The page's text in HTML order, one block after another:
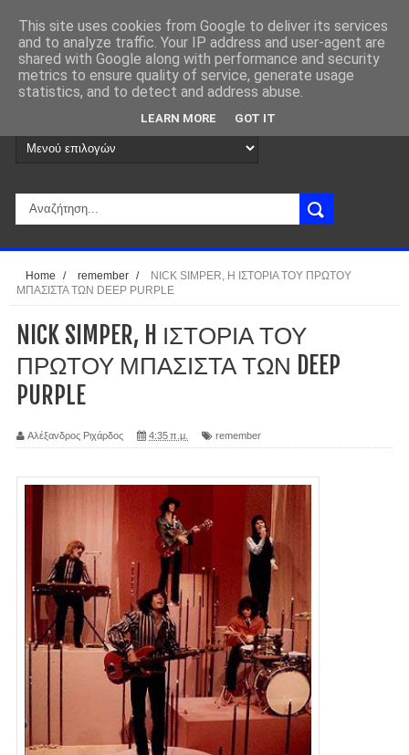
Home / remember /
NICK SIMPER, H ΙΣΤΟΡΙΑ ΤΟΥ ΠΡΩΤΟΥ
ΜΠΑΣΙΣΤΑ ΤΩΝ DEEP PURPLE
NICK SIMPER, H ΙΣΤΟΡΙΑ ΤΟΥ
ΠΡΩΤΟΥ ΜΠΑΣΙΣΤΑ ΤΩΝ DEEP
PURPLE
Αλέξανδρος Ριχάρδος 4:35 π.μ. remember
This site uses cookies from Google to deliver its services
and to analyze traffic. Your IP address and user-agent are
shared with Google along with performance and security
metrics to ensure quality of service, generate usage
statistics, and to detect and address abuse.
LEARN MORE GOT IT